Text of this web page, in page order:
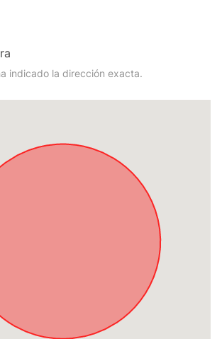
indicado la dirección exacta.